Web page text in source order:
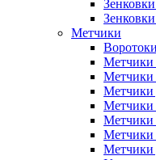
Метчики
Метчики
Метчики
Метчики
Метчики
Метчики